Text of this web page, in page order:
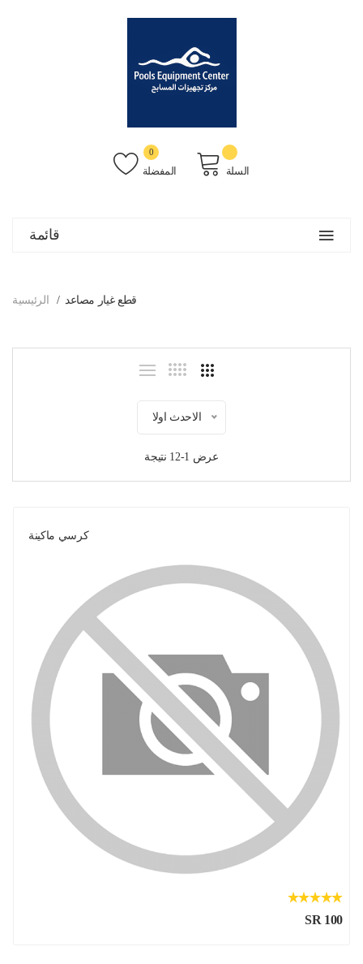
المفضلة
0
السلة
قائمة
الرئيسية قطع غيار مصاعد
الاحدث اولا
عرض 1-12 نتيجة
كرسي ماكينة
SR 100